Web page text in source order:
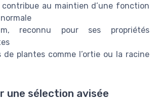
au maintien d’une fonction
reconnu pour ses propriétés
de plantes comme l’ortie ou la racine
une sélection avisée